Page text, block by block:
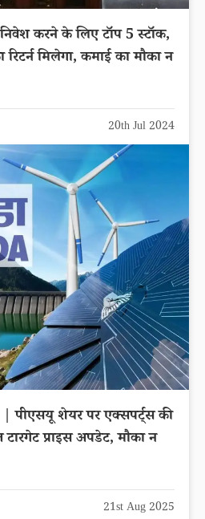
करने के लिए टॉप 5 स्टॉक,
मिलेगा, कमाई का मौका न
20th Jul 2024
पीएसयू शेयर पर एक्सपर्ट्स की
प्राइस अपडेट, मौका न
21st Aug 2025